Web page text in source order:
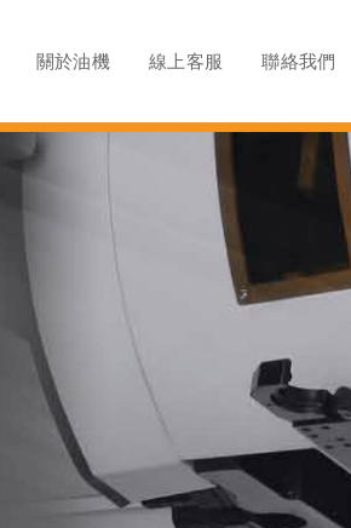
關於油機 線上客服 聯絡我們